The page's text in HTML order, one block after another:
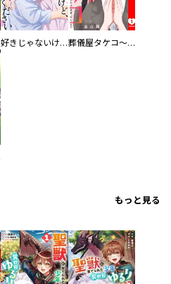
好きじゃないけど、抱いてください【電子単行本版／特典おまけ付き】 葬儀屋タケコ～あなたの最期、叶えます【電子単行本版】
もっと見る